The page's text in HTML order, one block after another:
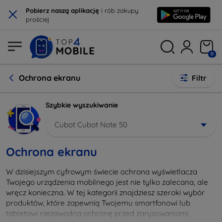
× Pobierz naszą aplikację i rób zakupy
prościej
0
Ochrona ekranu Filtr
Szybkie wyszukiwanie
Cubot Cubot Note 50
Ochrona ekranu
W dzisiejszym cyfrowym świecie ochrona wyświetlacza
Twojego urządzenia mobilnego jest nie tylko zalecana, ale
wręcz konieczna. W tej kategorii znajdziesz szeroki wybór
produktów, które zapewnią Twojemu smartfonowi lub
tabletowi niezawodną ochronę przed zarysowaniami,